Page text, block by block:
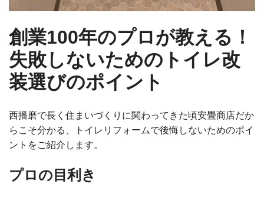
創業100年のプロが教える！
失敗しないためのトイレ改
装選びのポイント
西播磨で長く住まいづくりに関わってきた頃安畳商店だか
らこそ分かる、トイレリフォームで後悔しないためのポイ
ントをご紹介します。
プロの目利き